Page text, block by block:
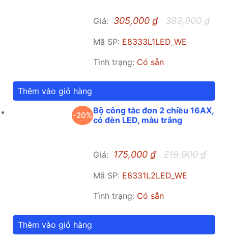
Giá: 305,000₫ 383,900₫
Mã SP: E8333L1LED_WE
Tình trạng: Có sẵn
Thêm vào giỏ hàng
-20%Bộ công tắc đơn 2 chiều 16AX,
có đèn LED, màu trắng
Giá: 175,000₫ 218,900₫
Mã SP: E8331L2LED_WE
Tình trạng: Có sẵn
Thêm vào giỏ hàng